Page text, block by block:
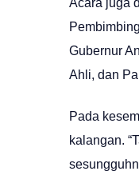
Acara juga
Gubernur
Ahli, dan
Pada
kalangan.